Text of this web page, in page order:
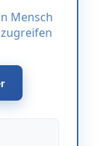
Mensch